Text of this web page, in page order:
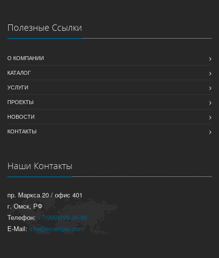
Полезные Ссылки
О КОМПАНИИ
КАТАЛОГ
УСЛУГИ
ПРОЕКТЫ
НОВОСТИ
КОНТАКТЫ
Наши Контакты
пр. Маркса 20 / офис 401
г. Омск, РФ
Телефон: +7(999)999-99-99
E-Mail: info@example.com